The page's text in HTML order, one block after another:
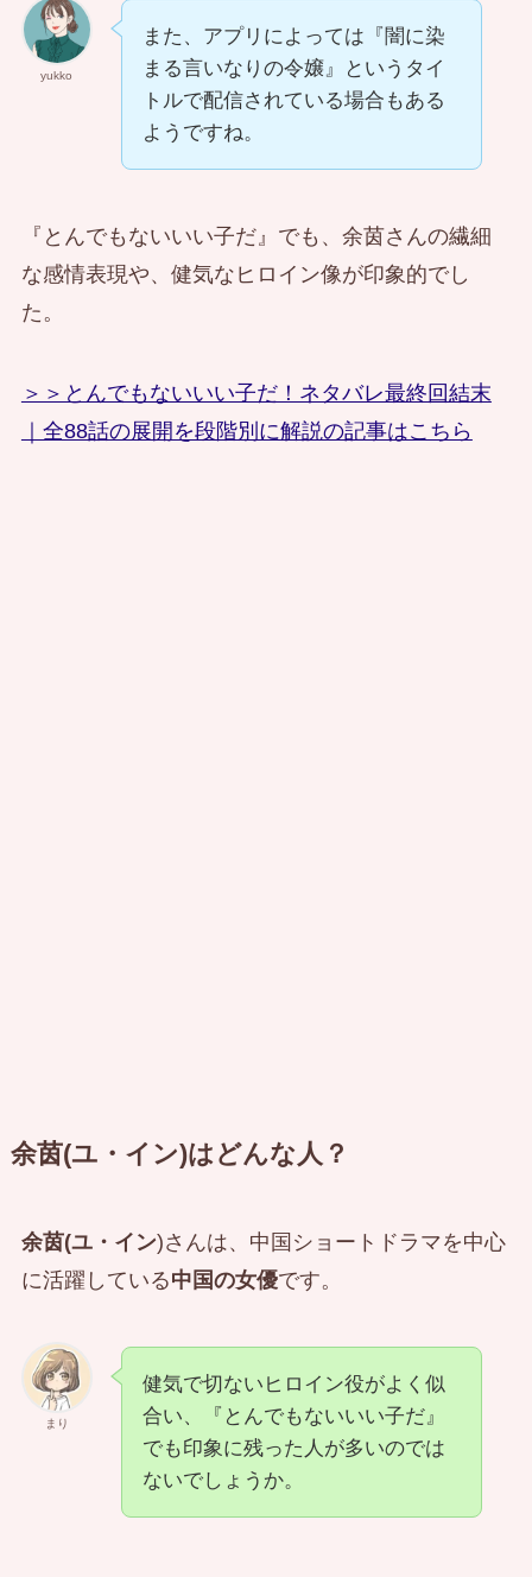
yukko
また、アプリによっては『闇に染
まる言いなりの令嬢』というタイ
トルで配信されている場合もある
ようですね。
『とんでもないいい子だ』でも、余茵さんの繊細
な感情表現や、健気なヒロイン像が印象的でし
た。
＞＞とんでもないいい子だ！ネタバレ最終回結末
｜全88話の展開を段階別に解説の記事はこちら
余茵(ユ・イン)はどんな人？
余茵(ユ・イン)さんは、中国ショートドラマを中心
に活躍している中国の女優です。
まり
健気で切ないヒロイン役がよく似
合い、『とんでもないいい子だ』
でも印象に残った人が多いのでは
ないでしょうか。